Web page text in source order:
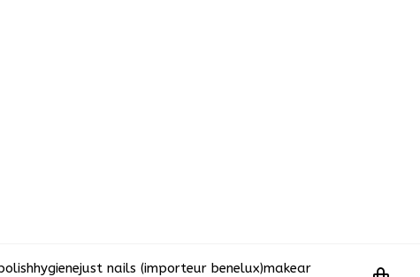
hygienejust nails (importeur benelux)makear